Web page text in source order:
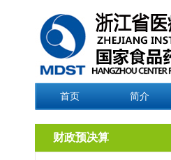
首页 简介
财政预决算